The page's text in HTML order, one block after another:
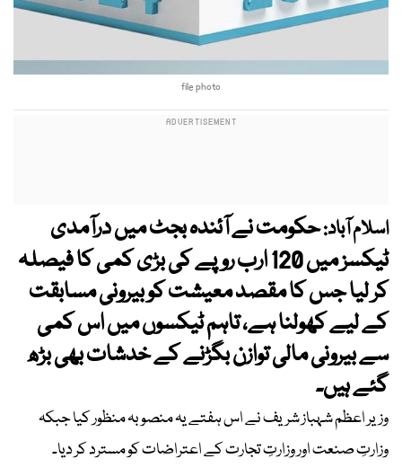
file photo
اسلام آباد:حکومت نے آئندہ بجٹ میں درآمدی
ٹیکسز میں 120 ارب روپے کی بڑی کمی کا فیصلہ
کر لیا جس کا مقصد معیشت کو بیرونی مسابقت
کے لیے کھولنا ہے، تاہم ٹیکسوں میں اس کمی
سے بیرونی مالی توازن بگڑنے کے خدشات بھی بڑھ
گئے ہیں۔
وزیر اعظم شہباز شریف نے اس ہفتے یہ منصوبہ منظور کیا جبکہ
وزارتِ صنعت اور وزارتِ تجارت کے اعتراضات کو مسترد کر دیا۔